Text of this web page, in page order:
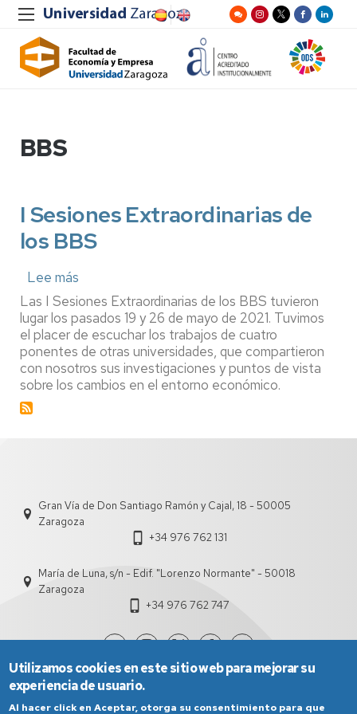
BBS
I Sesiones Extraordinarias de
los BBS
Lee más
Sesiones
Extraordinarias
de
los
BBS
Las I Sesiones Extraordinarias de los BBS tuvieron
lugar los pasados 19 y 26 de mayo de 2021. Tuvimos
el placer de escuchar los trabajos de cuatro
ponentes de otras universidades, que compartieron
con nosotros sus investigaciones y puntos de vista
sobre los cambios en el entorno económico.
Gran Vía de Don Santiago Ramón y Cajal, 18 - 50005
Zaragoza
+34 976 762 131
María de Luna, s/n - Edif. "Lorenzo Normante" - 50018
Zaragoza
+34 976 762 747
Utilizamos cookies en este sitio web para mejorar su
experiencia de usuario.
Al hacer click en Aceptar, otorga su consentimiento para que